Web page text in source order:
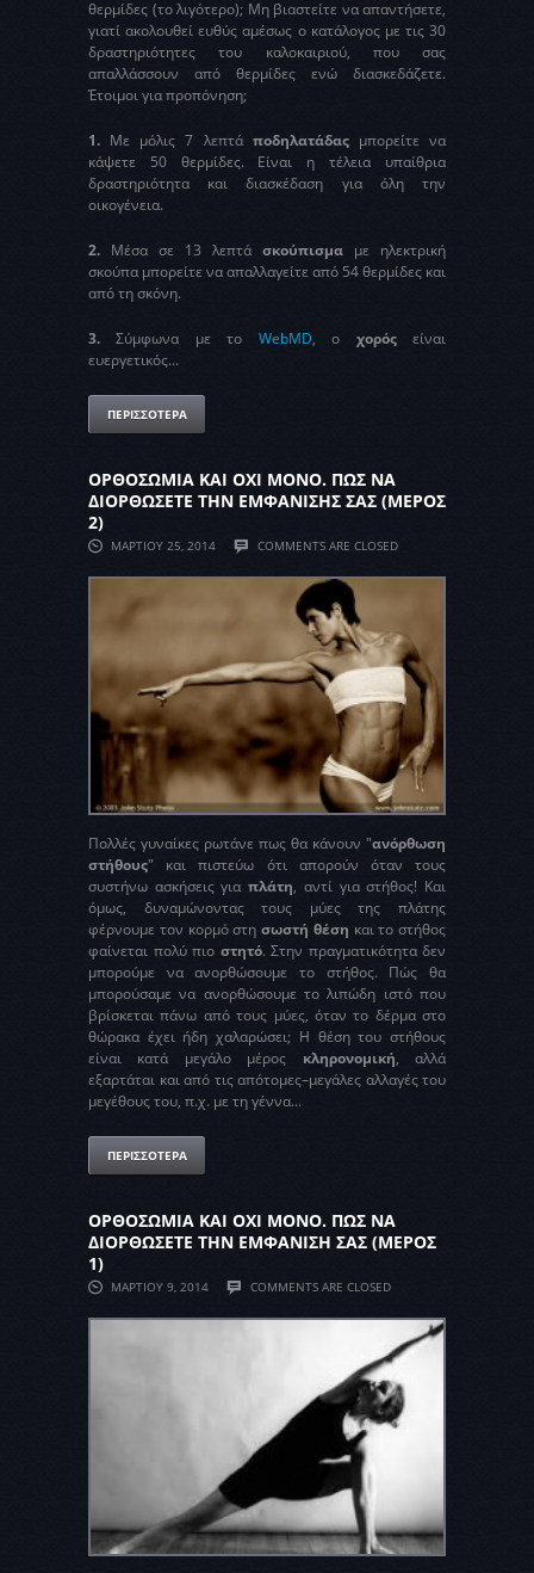
θερμίδες (το λιγότερο); Μη βιαστείτε να απαντήσετε,
γιατί ακολουθεί ευθύς αμέσως ο κατάλογος με τις 30
δραστηριότητες του καλοκαιριού, που σας
απαλλάσσουν από θερμίδες ενώ διασκεδάζετε.
Έτοιμοι για προπόνηση;
1. Με μόλις 7 λεπτά ποδηλατάδαςμπορείτε να
κάψετε 50 θερμίδες. Είναι η τέλεια υπαίθρια
δραστηριότητα και διασκέδαση για όλη την
οικογένεια.
2. Μέσα σε 13 λεπτά σκούπισμα με ηλεκτρική
σκούπα μπορείτε να απαλλαγείτε από 54 θερμίδες και
από τη σκόνη.
3.Σύμφωνα με το WebMD, o χορόςείναι
ευεργετικός...
ΠΕΡΙΣΣΟΤΕΡΑ
ΟΡΘΟΣΩΜΙΑ ΚΑΙ ΟΧΙ ΜΟΝΟ. ΠΩΣ ΝΑ
ΔΙΟΡΘΩΣΕΤΕ ΤΗΝ ΕΜΦΑΝΙΣΗΣ ΣΑΣ (ΜΕΡΟΣ
2)
ΜΑΡΤΊΟΥ 25, 2014 COMMENTS ARE CLOSED
Πολλές γυναίκες ρωτάνε πως θα κάνουν "ανόρθωση
στήθους" και πιστεύω ότι απορούν όταν τους
συστήνω ασκήσεις γιαπλάτη, αντί για στήθος! Και
όμως, δυναμώνοντας τους μύες της πλάτης
φέρνουμε τον κορμό στη σωστή θέση και το στήθος
φαίνεται πολύ πιο στητό. Στην πραγματικότητα δεν
μπορούμε να ανορθώσουμε το στήθος. Πώς θα
μπορούσαμε να ανορθώσουμε το λιπώδη ιστό που
βρίσκεται πάνω από τους μύες, όταν το δέρμα στο
θώρακα έχει ήδη χαλαρώσει; Η θέση του στήθους
είναι κατά μεγάλο μέρος κληρονομική, αλλά
εξαρτάται και από τις απότομες–μεγάλες αλλαγές του
μεγέθους του, π.χ. με τη γέννα...
ΠΕΡΙΣΣΟΤΕΡΑ
ΟΡΘΟΣΩΜΙΑ ΚΑΙ ΟΧΙ ΜΟΝΟ. ΠΩΣ ΝΑ
ΔΙΟΡΘΩΣΕΤΕ ΤΗΝ ΕΜΦΑΝΙΣΗ ΣΑΣ (ΜΕΡΟΣ
1)
ΜΑΡΤΊΟΥ 9, 2014 COMMENTS ARE CLOSED